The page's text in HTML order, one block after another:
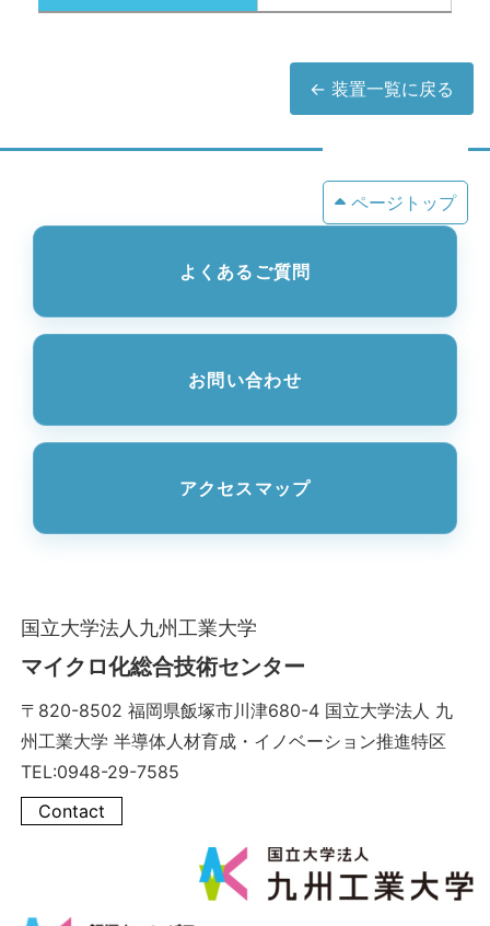
← 装置一覧に戻る
ページトップ
よくあるご質問
お問い合わせ
アクセスマップ
国立大学法人九州工業大学
マイクロ化総合技術センター
〒820-8502 福岡県飯塚市川津680-4 国立大学法人 九
州工業大学 半導体人材育成・イノベーション推進特区
TEL:0948-29-7585
Contact